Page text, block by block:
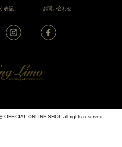
表記 お問い合わせ
OFFICIAL ONLINE SHOP all rights reserved.